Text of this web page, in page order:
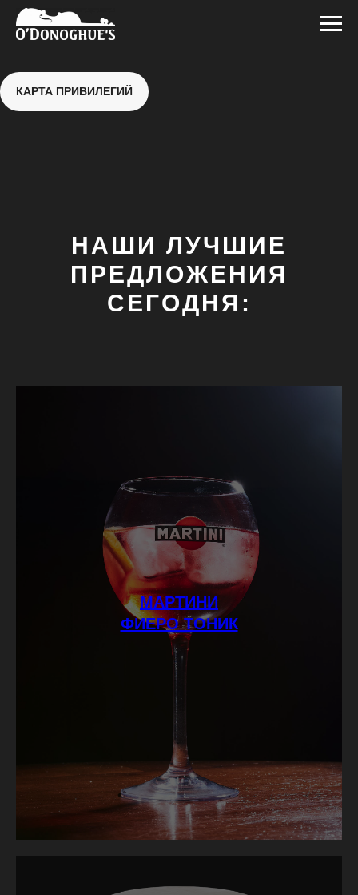
КАРТА ПРИВИЛЕГИЙ
НАШИ ЛУЧШИЕ
ПРЕДЛОЖЕНИЯ
СЕГОДНЯ:
МАРТИНИ
ФИЕРО ТОНИК